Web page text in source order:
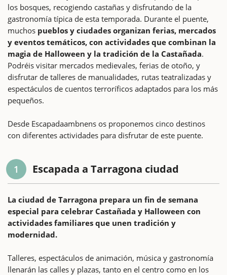
los bosques, recogiendo castañas y disfrutando de la
gastronomía típica de esta temporada. Durante el puente,
muchos pueblos y ciudades organizan ferias, mercados
y eventos temáticos, con actividades que combinan la
magia de Halloween y la tradición de la Castañada.
Podréis visitar mercados medievales, ferias de otoño, y
disfrutar de talleres de manualidades, rutas teatralizadas y
espectáculos de cuentos terroríficos adaptados para los más
pequeños.
Desde Escapadaambnens os proponemos cinco destinos
con diferentes actividades para disfrutar de este puente.
1 Escapada a Tarragona ciudad
La ciudad de Tarragona prepara un fin de semana
especial para celebrar Castañada y Halloween con
actividades familiares que unen tradición y
modernidad.
Talleres, espectáculos de animación, música y gastronomía
llenarán las calles y plazas, tanto en el centro como en los